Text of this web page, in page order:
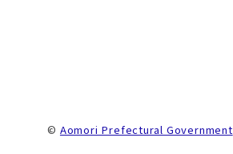
© Aomori Prefectural Government